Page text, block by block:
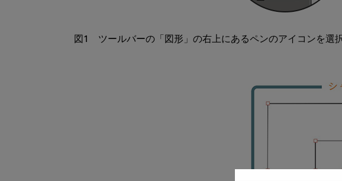
図1　ツールバーの「図形」の右上にあるペンのアイコンを選